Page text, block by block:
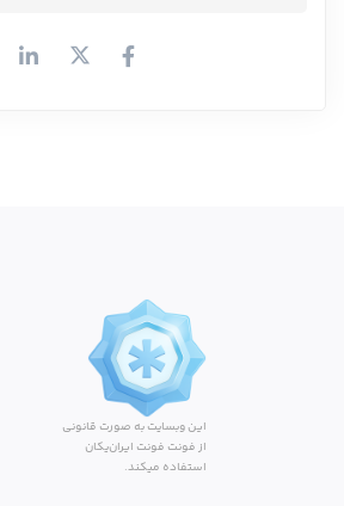
این وبسایت به صورت قانونی
از فونت فونت ایران‌یکان
استفاده میکند.